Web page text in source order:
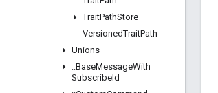
TraitPathStore
VersionedTraitPath
Unions
::BaseMessageWith
SubscribeId